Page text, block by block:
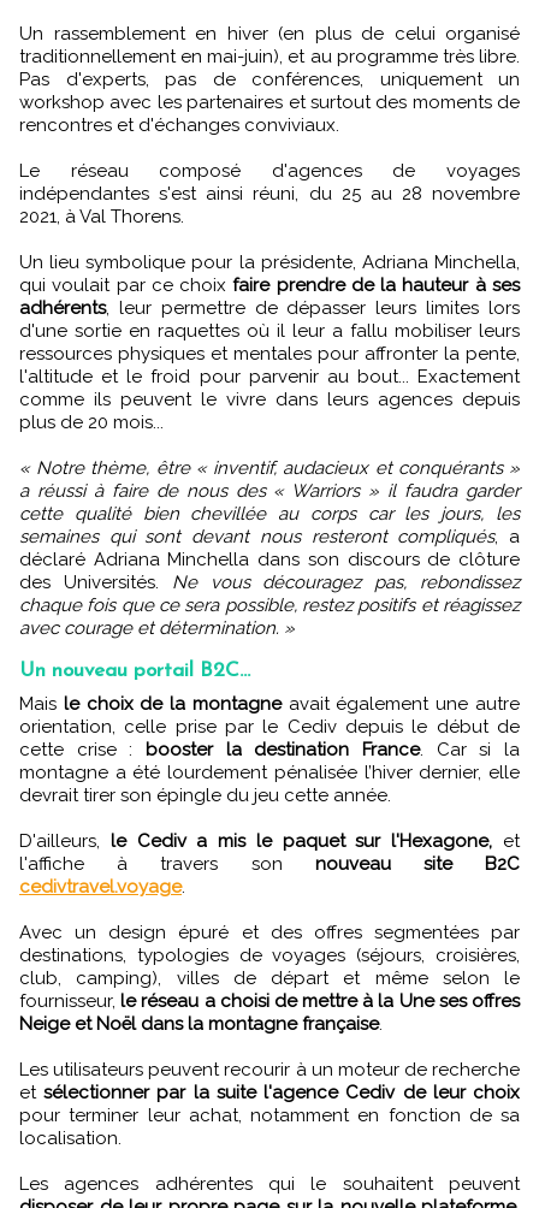
Un rassemblement en hiver (en plus de celui organisé
traditionnellement en mai-juin), et au programme très libre.
Pas d'experts, pas de conférences, uniquement un
workshop avec les partenaires et surtout des moments de
rencontres et d'échanges conviviaux.
Le réseau composé d'agences de voyages
indépendantes s'est ainsi réuni, du 25 au 28 novembre
2021, à Val Thorens.
Un lieu symbolique pour la présidente, Adriana Minchella,
qui voulait par ce choixfaire prendre de la hauteur à ses
adhérents, leur permettre de dépasser leurs limites lors
d'une sortie en raquettes où il leur a fallu mobiliser leurs
ressources physiques et mentales pour affronter la pente,
l'altitude et le froid pour parvenir au bout... Exactement
comme ils peuvent le vivre dans leurs agences depuis
plus de 20 mois...
« Notre thème, être « inventif, audacieux et conquérants »
a réussi à faire de nous des « Warriors » il faudra garder
cette qualité bien chevillée au corps car les jours, les
semaines qui sont devant nous resteront compliqués, a
déclaré Adriana Minchella dans son discours de clôture
des Universités. Ne vous découragez pas, rebondissez
chaque fois que ce sera possible, restez positifs et réagissez
avec courage et détermination. »
Un nouveau portail B2C...
Mais le choix de la montagneavait également une autre
orientation, celle prise par le Cediv depuis le début de
cette crise : booster la destination France. Car si la
montagne a été lourdement pénalisée l’hiver dernier, elle
devrait tirer son épingle du jeu cette année.
D'ailleurs, le Cediv a mis le paquet sur l'Hexagone, et
l'affiche à travers son nouveau site B2C
cedivtravel.voyage.
Avec un design épuré et des offres segmentées par
destinations, typologies de voyages (séjours, croisières,
club, camping), villes de départ et même selon le
fournisseur,le réseau a choisi de mettre à la Une ses offres
Neige et Noël dans la montagne française.
Les utilisateurs peuvent recourir à un moteur de recherche
etsélectionner par la suite l'agence Cediv de leur choix
pour terminer leur achat, notamment en fonction de sa
localisation.
Les agences adhérentes qui le souhaitent peuvent